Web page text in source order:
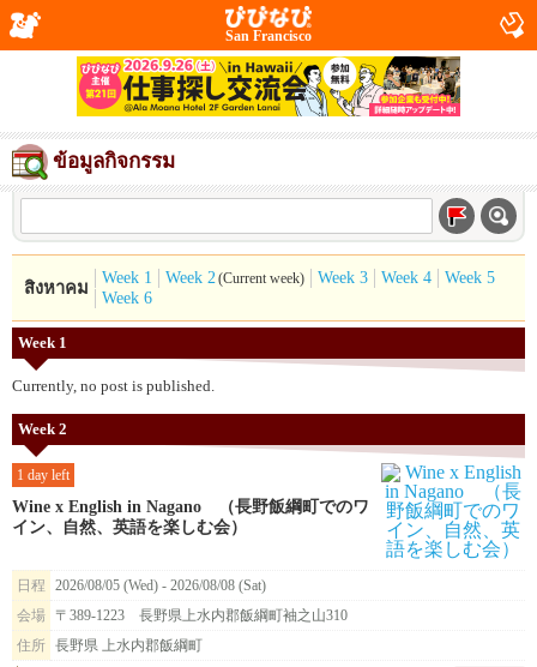
San Francisco
ข้อมูลกิจกรรม
สิงหาคม
Week 1 Week 2(Current week) Week 3 Week 4
Week 5
Week 6
Week 1
Currently, no post is published.
Week 2
1 day left
Wine x English in Nagano （長野飯綱町でのワ
イン、自然、英語を楽しむ会）
日程
2026/08/05 (Wed) - 2026/08/08 (Sat)
会場
〒389-1223 長野県上水内郡飯綱町袖之山310
住所 長野県 上水内郡飯綱町